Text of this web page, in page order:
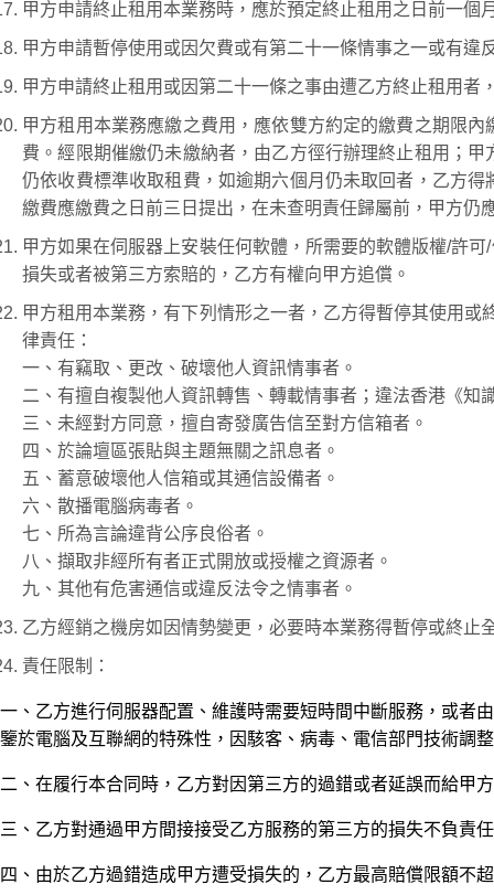
甲方申請終止租用本業務時，應於預定終止租用之日前一個
甲方申請暫停使用或因欠費或有第二十一條情事之一或有
甲方申請終止租用或因第二十一條之事由遭乙方終止租用
甲方租用本業務應繳之費用，應依雙方約定的繳費之期限
費。經限期催繳仍未繳納者，由乙方徑行辦理終止租用；
仍依收費標準收取租費，如逾期六個月仍未取回者，乙方
繳費應繳費之日前三日提出，在未查明責任歸屬前，甲方
甲方如果在伺服器上安裝任何軟體，所需要的軟體版權/許
損失或者被第三方索賠的，乙方有權向甲方追償。
甲方租用本業務，有下列情形之一者，乙方得暫停其使用
律責任：
一、有竊取、更改、破壞他人資訊情事者。
二、有擅自複製他人資訊轉售、轉載情事者；違法香港《知
三、未經對方同意，擅自寄發廣告信至對方信箱者。
四、於論壇區張貼與主題無關之訊息者。
五、蓄意破壞他人信箱或其通信設備者。
六、散播電腦病毒者。
七、所為言論違背公序良俗者。
八、擷取非經所有者正式開放或授權之資源者。
九、其他有危害通信或違反法令之情事者。
乙方經銷之機房如因情勢變更，必要時本業務得暫停或終
責任限制：
一、乙方進行伺服器配置、維護時需要短時間中斷服務，或者
鑒於電腦及互聯網的特殊性，因駭客、病毒、電信部門技術調
二、在履行本合同時，乙方對因第三方的過錯或者延誤而給甲
三、乙方對通過甲方間接接受乙方服務的第三方的損失不負責
四、由於乙方過錯造成甲方遭受損失的，乙方最高賠償限額不